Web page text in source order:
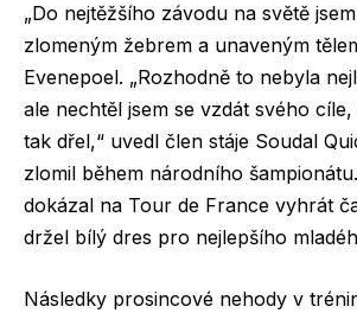
„Do nejtěžšího závodu na světě
zlomeným žebrem a unaveným
Evenepoel. „Rozhodně to nebyla
ale nechtěl jsem se vzdát svého
tak dřel,“ uvedl člen stáje Soudal
zlomil během národního
dokázal na Tour de France vyhrát
držel bílý dres pro nejlepšího
Následky prosincové nehody v